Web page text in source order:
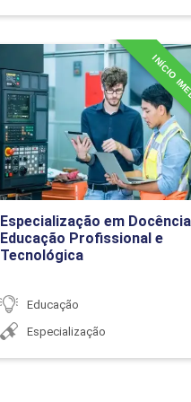
Especialização em
Educação Profissional e
Tecnológica
INÍCIO
Educação
Especialização
Docência na
Profissional e
Detalhes do curso